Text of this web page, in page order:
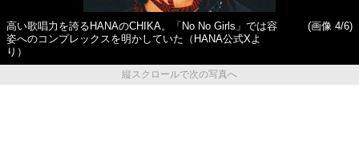
高い歌唱力を誇るHANAのCHIKA。「No No Girls」では容
姿へのコンプレックスを明かしていた（HANA公式Xよ
り）
(画像 4/6)
縦スクロールで次の写真へ